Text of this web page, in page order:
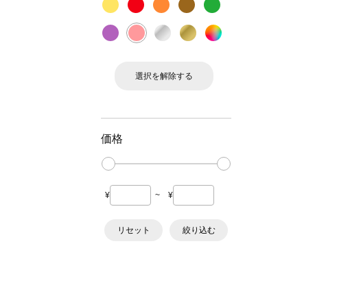
選択を解除する
価格
¥ ~ ¥
リセット 絞り込む